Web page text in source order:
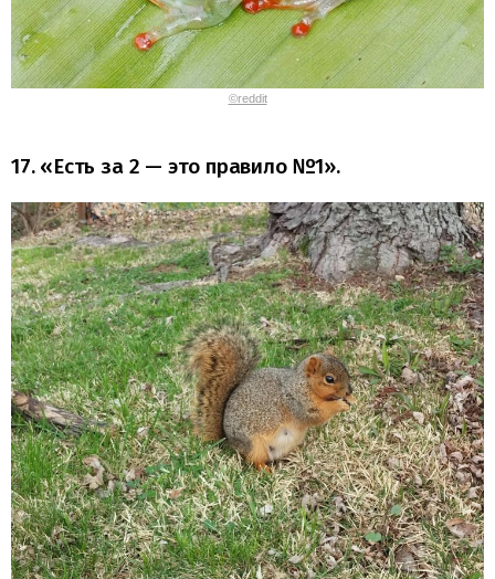
©reddit
17. «Есть за 2 — это правило №1».